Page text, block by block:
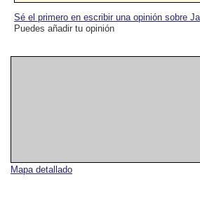
Mapa detallado
Sé el primero en escribir una opinión sobre
Puedes añadir tu opinión